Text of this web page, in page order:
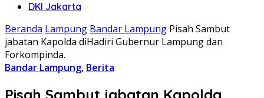
DKI Jakarta
Beranda Lampung Bandar Lampung Pisah Sambut
jabatan Kapolda diHadiri Gubernur Lampung dan
Forkompinda.
Bandar Lampung, Berita
Pisah Sambut jabatan Kapolda